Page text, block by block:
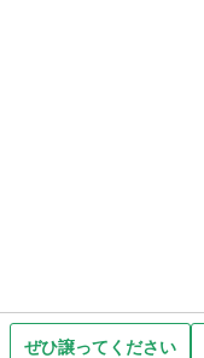
ぜひ譲ってください